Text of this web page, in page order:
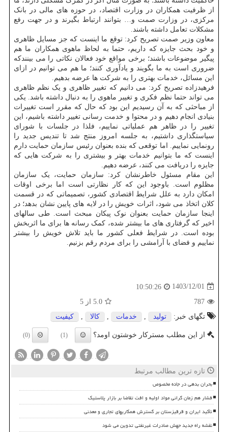
از ظرفیت همکاران در وزارت اقتصاد، در حوزه های مالی در بانک
مرکزی، در وزارت صمت و… بتوانند ارتباط بگیرند و در جهت رفع
مشکلات تعامل داشته باشند.
معاون وزیر صمت تصریح کرد: توقع ما اینست که جز مسایل ظاهری
و خود بحث جایزه که داریم، حتما به لحاظ ماهوی همکاران ما هم
پیگیر موضوعات باشند؛ برخی مواقع خود فعالان نکاتی را می بینندکه
ضروری است به ما بگویند و یادآوری کنند؛ ما هم می توانیم در ازای
این مسائل، خدمات بهتری را به شرکت ها عرضه بدهیم.
فرهیدزاده تصریح کرد: می دانیم که تغییر ظاهری و یک نظم ظاهری
می تواند حتما نظم فکری و تغییر ماهوی را به دنبال داشته باشد. یکی
از مباحثی که به آن رسیدیم این بود که حال که مقرر است تغییرات
بنیادی انجام دهیم و در محتوا و خدمت رسانی تغییر داشته باشیم، این
تغییر را در ظاهر هم عملیاتی نماییم، فلذا در جلسات با شورای
سیاستگذاری داشتیم، به جلسه امروز منتج شد تا تندیس جدید را
رونمایی نماییم. اما توقعی که بنده بعنوان رئیس سازمان حمایت دارم
اینست که ما بتوانیم خدمات بهتر و بیشتری را به شرکت هایی که
جایزه را دریافت می کنند، عرضه دهیم.
این مقام مسئول خاطرنشان کرد: سازمان حمایت، یک سازمان
مظلوم است. باوجود این که کار نظارتی است اما برخی اوقات
امکان دارد به علل شرایط اقتصادی کشور، تصمیماتی که در قسمت
کلان اتخاذ می شود، اثرات خویش را در لایه های پایین نشان بدهد؛ در
اینجا سازمان حمایت بعنوان نوک پیکان مبحث است. طی سالهای
اخیر که گرفتاری های ما بیشتر شده، کمک رسانه ها برای ما اثربخش
بوده است. در شرایط فعلی کشور ما باید تلاش خویش را بیشتر
نماییم و فضای با آرامشی را برای مردم رقم بزنیم.
1403/12/01
10:50:26
787
5.0 از 5
تگهای خبر:
تولید خدمات كالا كیفیت
از این مطلب مسترکار خوشتون اومد؟ (1)
(0)
تازه ترین مطالب مرتبط
بحران بدهی در جاده مخصوص
فشار هم زمان گرانی مواد اولیه و افت تقاضا بر بازار پلاستیک
تأکید ایران و قرقیزستان بر گسترش همکاریهای تجاری و معدنی
نقشه راه جدید جهش صادرات غیرنفتی تدوین می شود